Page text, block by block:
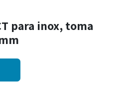
para inox, toma